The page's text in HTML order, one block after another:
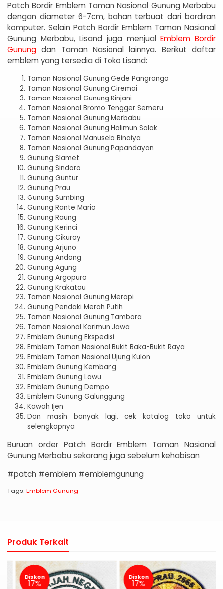
Patch Bordir Emblem Taman Nasional Gunung Merbabu
dengan diameter 6-7cm, bahan terbuat dari bordiran
komputer. Selain Patch Bordir Emblem Taman Nasional
Gunung Merbabu, Lisand juga menjualEmblem Bordir
Gunung dan Taman Nasional lainnya. Berikut daftar
emblem yang tersedia di Toko Lisand:
Taman Nasional Gunung Gede Pangrango
Taman Nasional Gunung Ciremai
Taman Nasional Gunung Rinjani
Taman Nasional Bromo Tengger Semeru
Taman Nasional Gunung Merbabu
Taman Nasional Gunung Halimun Salak
Taman Nasional Manusela Binaiya
Taman Nasional Gunung Papandayan
Gunung Slamet
Gunung Sindoro
Gunung Guntur
Gunung Prau
Gunung Sumbing
Gunung Rante Mario
Gunung Raung
Gunung Kerinci
Gunung Cikuray
Gunung Arjuno
Gunung Andong
Gunung Agung
Gunung Argopuro
Gunung Krakatau
Taman Nasional Gunung Merapi
Gunung Pendaki Merah Putih
Taman Nasional Gunung Tambora
Taman Nasional Karimun Jawa
Emblem Gunung Ekspedisi
Emblem Taman Nasional Bukit Baka-Bukit Raya
Emblem Taman Nasional Ujung Kulon
Emblem Gunung Kembang
Emblem Gunung Lawu
Emblem Gunung Dempo
Emblem Gunung Galunggung
Kawah Ijen
Dan masih banyak lagi, cek katalog toko untuk
selengkapnya
Buruan order Patch Bordir Emblem Taman Nasional
Gunung Merbabu sekarang juga sebelum kehabisan
#patch #emblem #emblemgunung
Tags: Emblem Gunung
Produk Terkait
Diskon
17%
Diskon
17%